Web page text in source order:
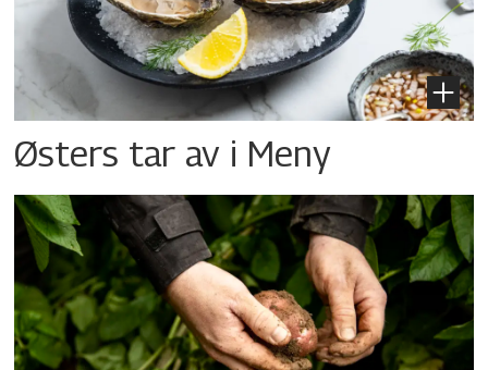
Østers tar av i Meny